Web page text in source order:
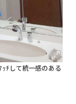
ﾁして統一感のある